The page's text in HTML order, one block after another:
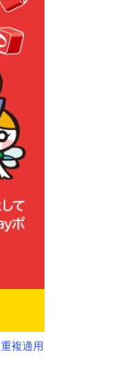
重複適用